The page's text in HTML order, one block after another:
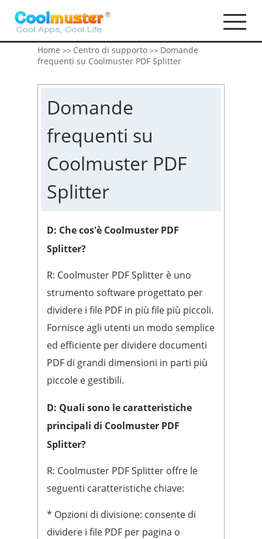
Home >> Centro di supporto>> Domande
frequenti su Coolmuster PDF Splitter
Domande
frequenti su
Coolmuster PDF
Splitter
D: Che cos'è Coolmuster PDF
Splitter?
R: Coolmuster PDF Splitter è uno
strumento software progettato per
dividere i file PDF in più file più piccoli.
Fornisce agli utenti un modo semplice
ed efficiente per dividere documenti
PDF di grandi dimensioni in parti più
piccole e gestibili.
D: Quali sono le caratteristiche
principali di Coolmuster PDF
Splitter?
R: Coolmuster PDF Splitter offre le
seguenti caratteristiche chiave:
* Opzioni di divisione: consente di
dividere i file PDF per pagina o